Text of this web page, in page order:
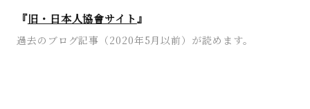
『旧・日本人協會サイト』
過去のブログ記事（2020年5月以前）が読めます。